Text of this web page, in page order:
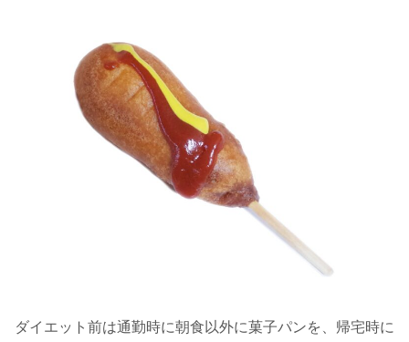
ダイエット前は通勤時に朝食以外に菓子パンを、帰宅時に